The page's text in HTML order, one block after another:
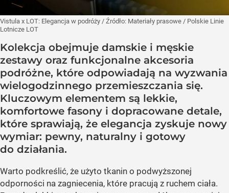
Vistula x LOT: Elegancja w podróży / Źródło: Materiały prasowe / Polskie Linie
Lotnicze LOT
Kolekcja obejmuje damskie i męskie
zestawy oraz funkcjonalne akcesoria
podróżne, które odpowiadają na wyzwania
wielogodzinnego przemieszczania się.
Kluczowym elementem są lekkie,
komfortowe fasony i dopracowane detale,
które sprawiają, że elegancja zyskuje nowy
wymiar: pewny, naturalny i gotowy
do działania.
Warto podkreślić, że użyto tkanin o podwyższonej
odporności na zagniecenia, które pracują z ruchem ciała.